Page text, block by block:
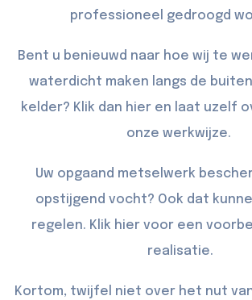
professioneel gedroogd
Bent u benieuwd naar hoe wij te
waterdicht maken langs de
kelder? Klik dan hieren laat uzelf
onze werkwijze.
Uw opgaand metselwerk
opstijgend vocht? Ook dat
regelen. Klik hier voor een
realisatie.
Kortom, twijfel niet over het nut